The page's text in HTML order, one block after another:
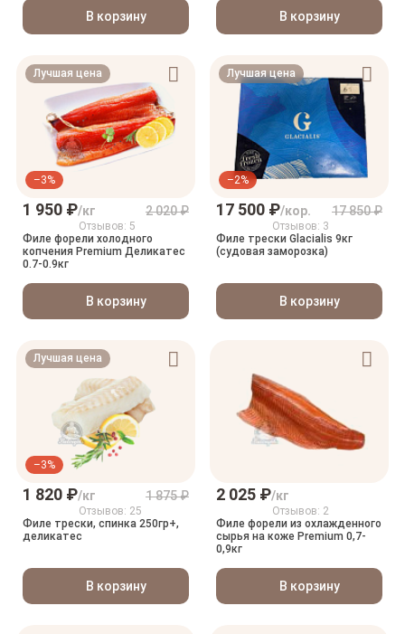
В корзину В корзину
Лучшая цена
–3%
1 950 ₽/кг 2 020 ₽
Отзывов: 5
Филе форели холодного
копчения Premium Деликатес
0.7-0.9кг
В корзину
Лучшая цена
–2%
17 500 ₽/кор. 17 850 ₽
Отзывов: 3
Филе трески Glacialis 9кг
(судовая заморозка)
В корзину
Лучшая цена
–3%
1 820 ₽/кг 1 875 ₽
Отзывов: 25
Филе трески, спинка 250гр+,
деликатес
В корзину
2 025 ₽/кг
Отзывов: 2
Филе форели из охлажденного
сырья на коже Premium 0,7-
0,9кг
В корзину